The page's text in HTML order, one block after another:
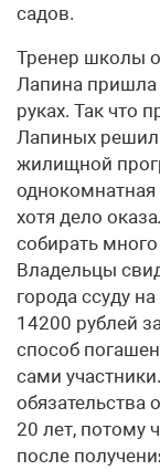
садов.
Тренер школы
Лапина
руках. Так что
Лапиных
жилищной
однокомнатная
хотя дело
собирать
Владельцы
города ссуду
14200 рублей
способ
сами
обязательства
20 лет, потому
после